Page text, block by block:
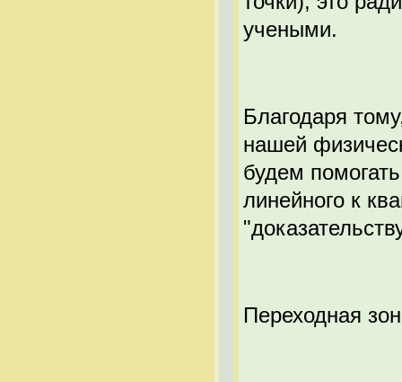
учеными.
Благодаря
нашей
будем
линейного к
Переходная